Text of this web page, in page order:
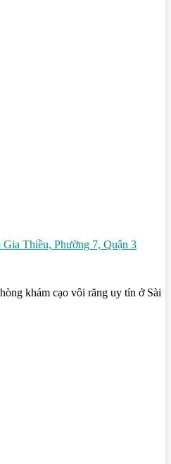
Thiều, Phường 7, Quận 3
khám cạo vôi răng uy tín ở Sài